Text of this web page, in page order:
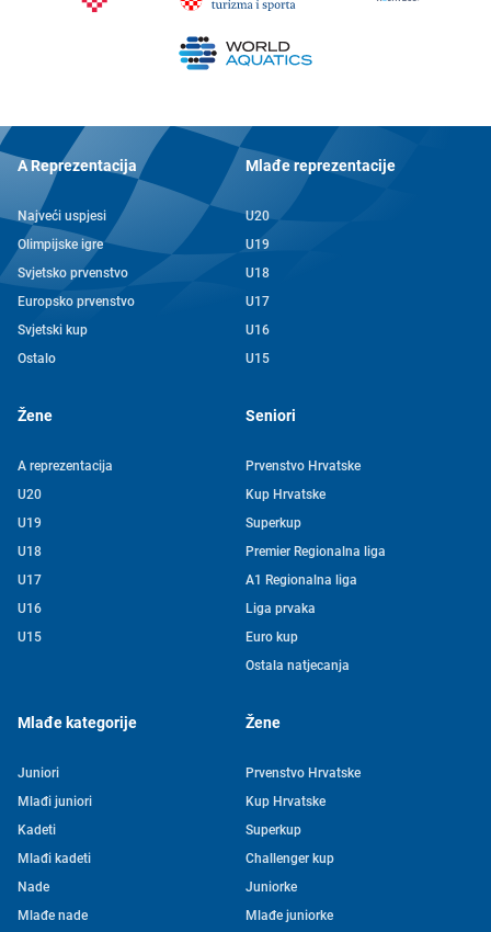
A Reprezentacija
Najveći uspjesi
Olimpijske igre
Svjetsko prvenstvo
Europsko prvenstvo
Svjetski kup
Ostalo
Mlađe reprezentacije
U20
U19
U18
U17
U16
U15
Žene
A reprezentacija
U20
U19
U18
U17
U16
U15
Seniori
Prvenstvo Hrvatske
Kup Hrvatske
Superkup
Premier Regionalna liga
A1 Regionalna liga
Liga prvaka
Euro kup
Ostala natjecanja
Mlađe kategorije
Juniori
Mlađi juniori
Kadeti
Mlađi kadeti
Nade
Mlađe nade
Žene
Prvenstvo Hrvatske
Kup Hrvatske
Superkup
Challenger kup
Juniorke
Mlađe juniorke